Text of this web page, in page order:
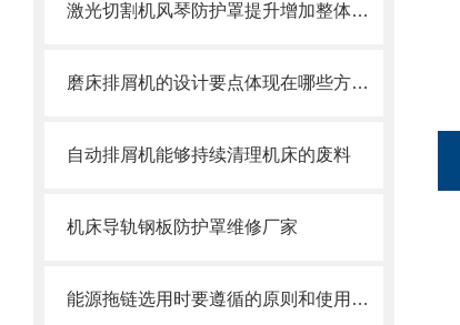
激光切割机风琴防护罩提升增加整体机床的价值
磨床排屑机的设计要点体现在哪些方面？
自动排屑机能够持续清理机床的废料
机床导轨钢板防护罩维修厂家
能源拖链选用时要遵循的原则和使用时需注意的事项